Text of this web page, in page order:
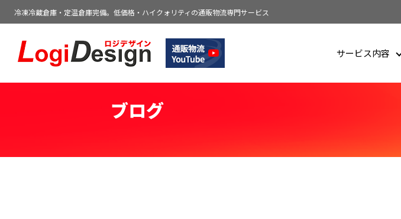
冷凍冷蔵倉庫・定温倉庫完備。低価格・ハイクォリティの通販物流専門サービス
通販物流専門 低価格・発送代行のロジデザイン
サービス内容
ブログ